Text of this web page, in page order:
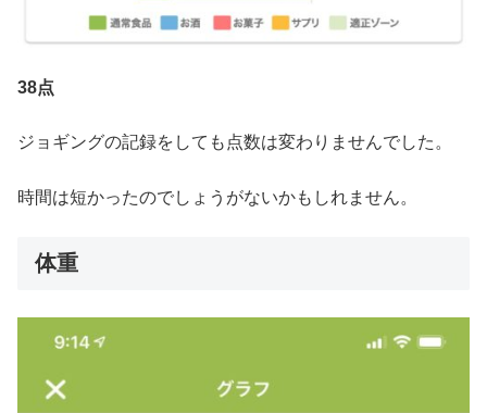
38点
ジョギングの記録をしても点数は変わりませんでした。
時間は短かったのでしょうがないかもしれません。
体重